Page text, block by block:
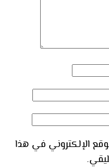
الإلكتروني في هذا